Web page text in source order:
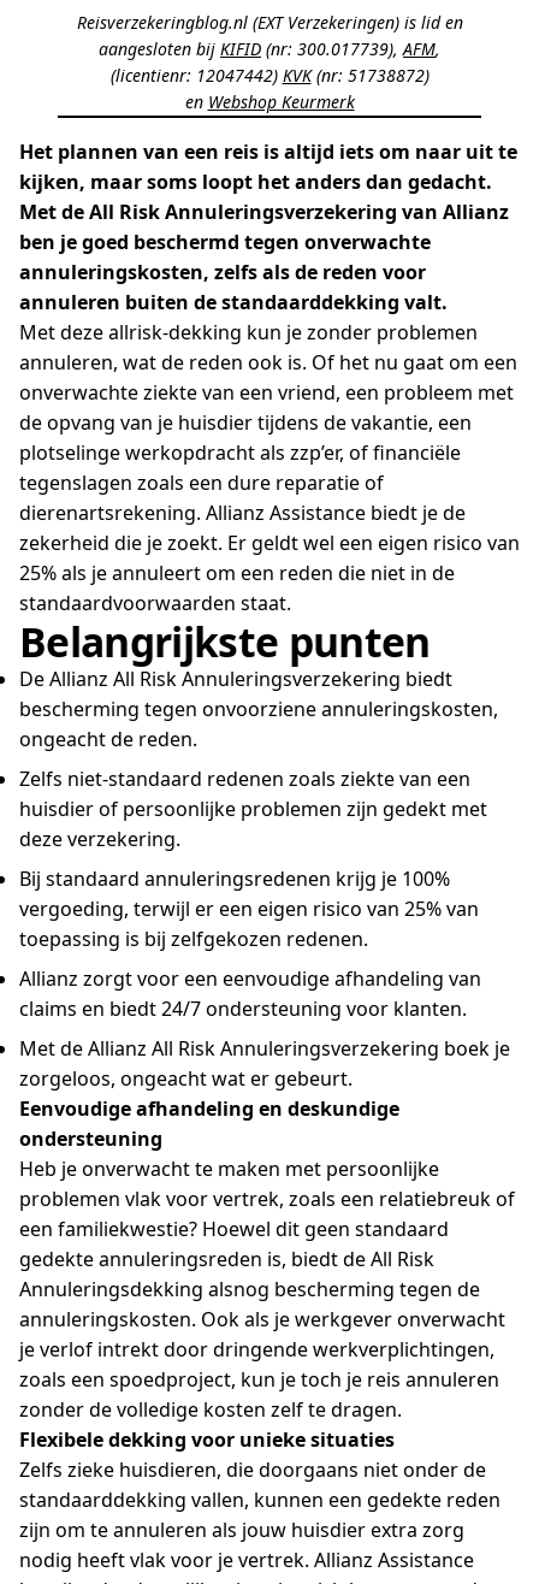
Reisverzekeringblog.nl (EXT Verzekeringen) is lid en
aangesloten bij KIFID (nr: 300.017739), AFM,
(licentienr: 12047442) KVK(nr: 51738872)
en Webshop Keurmerk
Het plannen van een reis is altijd iets om naar uit te
kijken, maar soms loopt het anders dan gedacht.
Met de All Risk Annuleringsverzekering van Allianz
ben je goed beschermd tegen onverwachte
annuleringskosten, zelfs als de reden voor
annuleren buiten de standaarddekking valt.
Met deze allrisk-dekking kun je zonder problemen
annuleren, wat de reden ook is. Of het nu gaat om een
onverwachte ziekte van een vriend, een probleem met
de opvang van je huisdier tijdens de vakantie, een
plotselinge werkopdracht als zzp’er, of financiële
tegenslagen zoals een dure reparatie of
dierenartsrekening. Allianz Assistance biedt je de
zekerheid die je zoekt. Er geldt wel een eigen risico van
25% als je annuleert om een reden die niet in de
standaardvoorwaarden staat.
Belangrijkste punten
De Allianz All Risk Annuleringsverzekering biedt
bescherming tegen onvoorziene annuleringskosten,
ongeacht de reden.
Zelfs niet-standaard redenen zoals ziekte van een
huisdier of persoonlijke problemen zijn gedekt met
deze verzekering.
Bij standaard annuleringsredenen krijg je 100%
vergoeding, terwijl er een eigen risico van 25% van
toepassing is bij zelfgekozen redenen.
Allianz zorgt voor een eenvoudige afhandeling van
claims en biedt 24/7 ondersteuning voor klanten.
Met de Allianz All Risk Annuleringsverzekering boek je
zorgeloos, ongeacht wat er gebeurt.
Eenvoudige afhandeling en deskundige
ondersteuning
Heb je onverwacht te maken met persoonlijke
problemen vlak voor vertrek, zoals een relatiebreuk of
een familiekwestie? Hoewel dit geen standaard
gedekte annuleringsreden is, biedt de All Risk
Annuleringsdekking alsnog bescherming tegen de
annuleringskosten. Ook als je werkgever onverwacht
je verlof intrekt door dringende werkverplichtingen,
zoals een spoedproject, kun je toch je reis annuleren
zonder de volledige kosten zelf te dragen.
Flexibele dekking voor unieke situaties
Zelfs zieke huisdieren, die doorgaans niet onder de
standaarddekking vallen, kunnen een gedekte reden
zijn om te annuleren als jouw huisdier extra zorg
nodig heeft vlak voor je vertrek. Allianz Assistance